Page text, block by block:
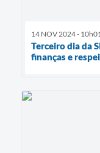
14 NOV 2024 - 10h01
Terceiro dia da
finanças e